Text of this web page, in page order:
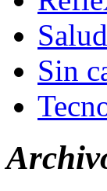
Salud
Sin